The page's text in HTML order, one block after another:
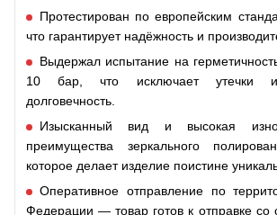
Протестирован по европейским
что гарантирует надёжность и
Выдержал испытание на
10 бар, что исключает утечки и
долговечность.
Изысканный вид и высокая
преимущества зеркального
которое делает изделие поистине
Оперативное отправление по
Федерации — товар готов к отправке со